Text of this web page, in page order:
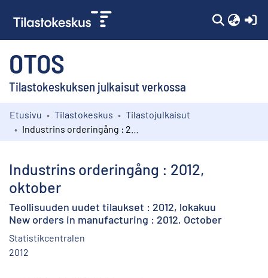
OTOS
Tilastokeskuksen julkaisut verkossa
Kokoelmat
Etusivu Tilastokeskus
Tilastojulkaisut
Industrins orderingång : 2012,
oktober
Teollisuuden uudet tilaukset : 2012, lokakuu
New orders in manufacturing : 2012, October
Statistikcentralen
2012